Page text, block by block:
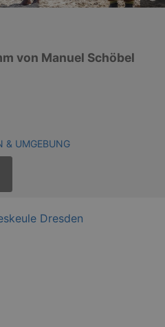
von Manuel Schöbel
& UMGEBUNG